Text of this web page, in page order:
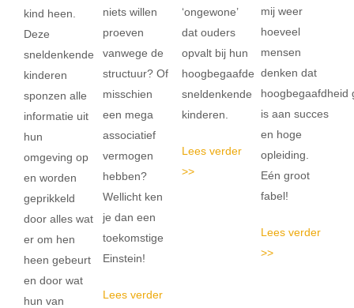
kind heen.
Deze
sneldenkende
kinderen
sponzen alle
informatie uit
hun
omgeving op
en worden
geprikkeld
door alles wat
er om hen
heen gebeurt
en door wat
hun van
niets willen
proeven
vanwege de
structuur? Of
misschien
een mega
associatief
vermogen
hebben?
Wellicht ken
je dan een
toekomstige
Einstein!
Lees verder
‘ongewone’
dat ouders
opvalt bij hun
hoogbegaafde
sneldenkende
kinderen.
Lees verder
>>
mij weer
hoeveel
mensen
denken dat
hoogbegaafdheid
is aan succes
en hoge
opleiding.
Eén groot
fabel!
Lees verder
>>